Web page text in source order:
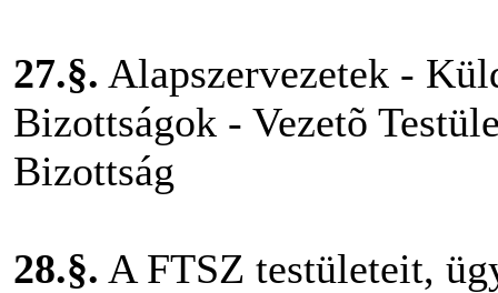
27.§. Alapszervezetek -
Bizottságok - Vezetõ
Bizottság
28.§. A FTSZ testületeit,